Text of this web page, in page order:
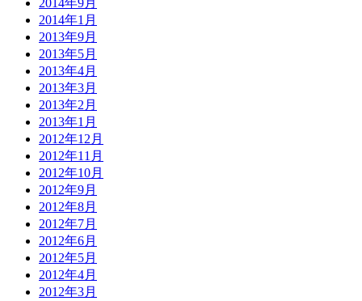
2014年9月
2014年1月
2013年9月
2013年5月
2013年4月
2013年3月
2013年2月
2013年1月
2012年12月
2012年11月
2012年10月
2012年9月
2012年8月
2012年7月
2012年6月
2012年5月
2012年4月
2012年3月